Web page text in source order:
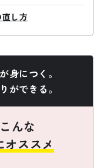
直し方
身につく。
ができる。
んな
ススメ